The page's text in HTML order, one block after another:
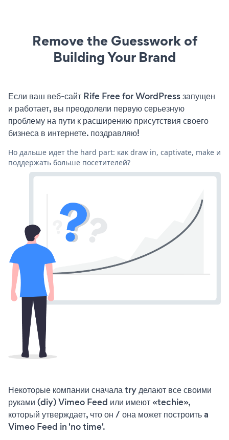
Remove the Guesswork of
Building Your Brand
Если ваш веб-сайт Rife Free for WordPress запущен
и работает, вы преодолели первую серьезную
проблему на пути к расширению присутствия своего
бизнеса в интернете. поздравляю!
Но дальше идет the hard part: как draw in, captivate, make и
поддержать больше посетителей?
Некоторые компании сначала try делают все своими
руками (diy) Vimeo Feed или имеют «techie»,
который утверждает, что он / она может построить a
Vimeo Feed in 'no time'.